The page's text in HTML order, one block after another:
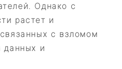
Однако с
растет и
с взломом
данных и